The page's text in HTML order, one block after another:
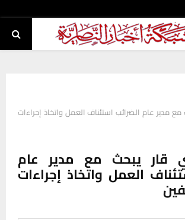
مدير عام الضرائب استئناف العمل واتخاذ إجراءات
قار يبحث مع مدير عام
العمل واتخاذ إجراءات